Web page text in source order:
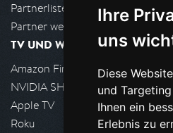
Ihre
uns
Diese
und
Ihnen ein
Erlebnis zu
Partnerliste
Partner werden
TV UND WOHNZIMMER
Amazon FireTV
NVIDIA SHIELD, Google TV
Apple TV
Roku